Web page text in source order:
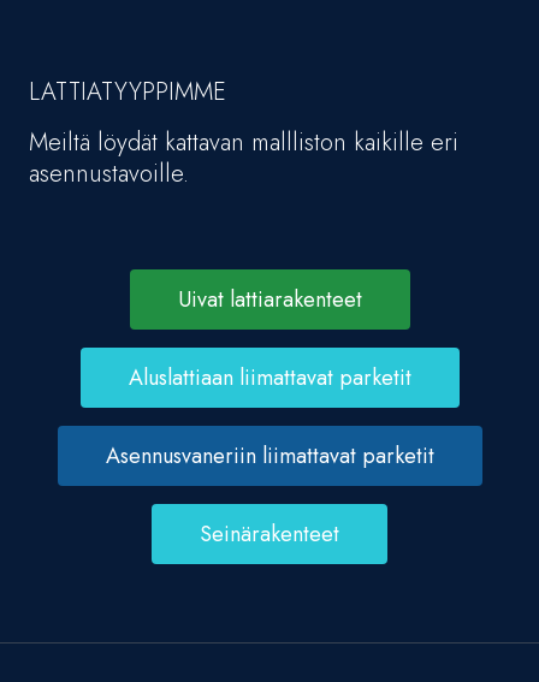
LATTIATYYPPIMME
Meiltä löydät kattavan mallliston kaikille eri
asennustavoille.
Uivat lattiarakenteet
Aluslattiaan liimattavat parketit
Asennusvaneriin liimattavat parketit
Seinärakenteet